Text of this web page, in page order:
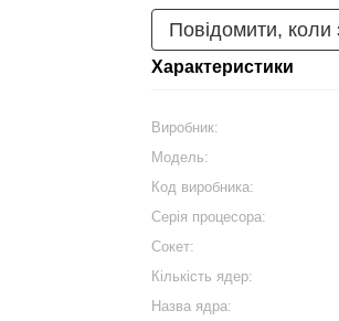
Повідомити, коли
Характеристики
Виробник:
Модель:
Код виробника:
Серiя процесора:
Сокет:
Кількість ядер:
Назва ядра: